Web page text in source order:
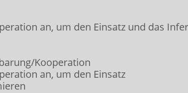
an, um den Einsatz und das
Kooperation
an, um den Einsatz